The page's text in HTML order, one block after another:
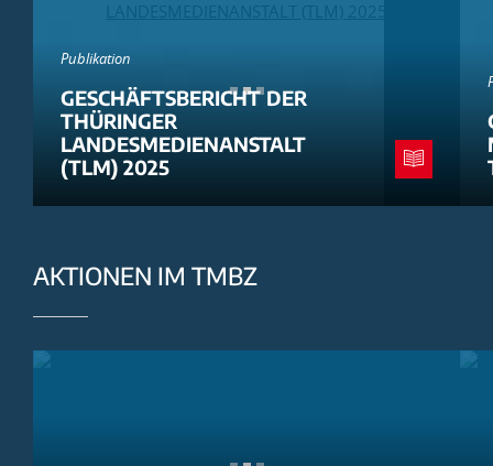
Publikation
GESCHÄFTSBERICHT DER
THÜRINGER
LANDESMEDIENANSTALT
(TLM) 2025
AKTIONEN IM TMBZ